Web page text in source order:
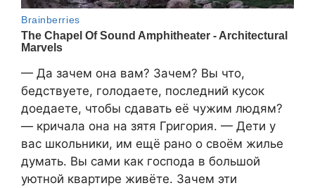
— Да зачем она вам? Зачем? Вы что,
бедствуете, голодаете, последний кусок
доедаете, чтобы сдавать её чужим людям?
— кричала она на зятя Григория. — Дети у
вас школьники, им ещё рано о своём жилье
думать. Вы сами как господа в большой
уютной квартире живёте. Зачем эти